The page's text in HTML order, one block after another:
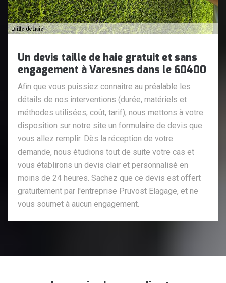
Un devis taille de haie gratuit et sans
engagement à Varesnes dans le 60400
Afin que vous puissiez connaitre au préalable les
détails de nos interventions (durée, matériels et
méthodes utilisées, coût, tarif), nous mettons à votre
disposition sur notre site un formulaire de devis que
vous allez remplir. Dès la réception de votre
demande, nous étudions tout de suite votre cas et
vous établirons un devis clair et personnalisé en
moins de 24 heures. Sachez que ce devis est offert
gratuitement par l'entreprise Pruvost Elagage, et ne
vous soumet à aucun engagement.